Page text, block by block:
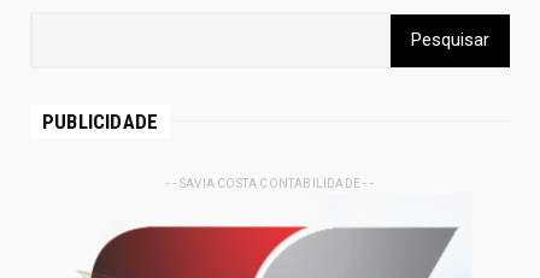
PUBLICIDADE
- - SAVIA COSTA CONTABILIDADE - -